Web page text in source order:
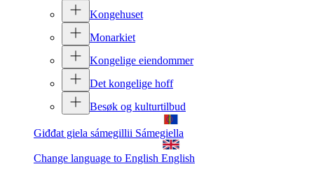
Kongehuset
Monarkiet
Kongelige eiendommer
Det kongelige hoff
Besøk og kulturtilbud
Giđđat giela sámegillii Sámegiella
Change language to English English